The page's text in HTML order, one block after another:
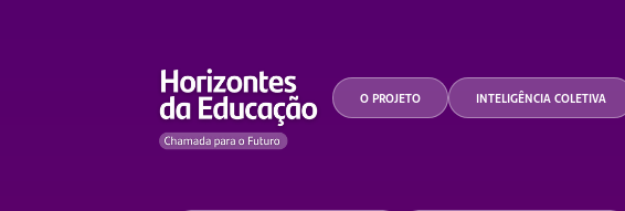
O PROJETO INTELIGÊNCIA COLETIVA